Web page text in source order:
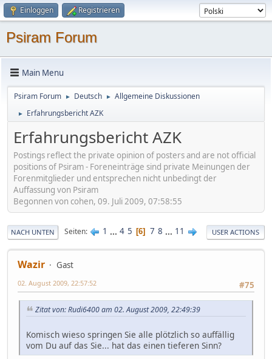
Einloggen Registrieren
Psiram Forum
Main Menu
Psiram Forum ► Deutsch ► Allgemeine Diskussionen
► Erfahrungsbericht AZK
Erfahrungsbericht AZK
Postings reflect the private opinion of posters and are not official
positions of Psiram - Foreneinträge sind private Meinungen der
Forenmitglieder und entsprechen nicht unbedingt der
Auffassung von Psiram
Begonnen von cohen, 09. Juli 2009, 07:58:55
NACH UNTEN Seiten 1 ... 4 5 6 7 8 ... 11 USER ACTIONS
Wazir
Gast
#75
02. August 2009, 22:57:52
Zitat von: Rudi6400 am 02. August 2009, 22:49:39
Komisch wieso springen Sie alle plötzlich so auffällig
vom Du auf das Sie... hat das einen tieferen Sinn?